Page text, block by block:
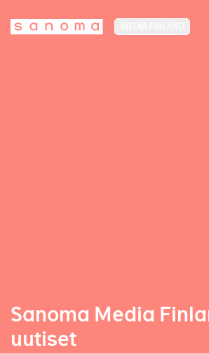
Sanoma Media
uutiset